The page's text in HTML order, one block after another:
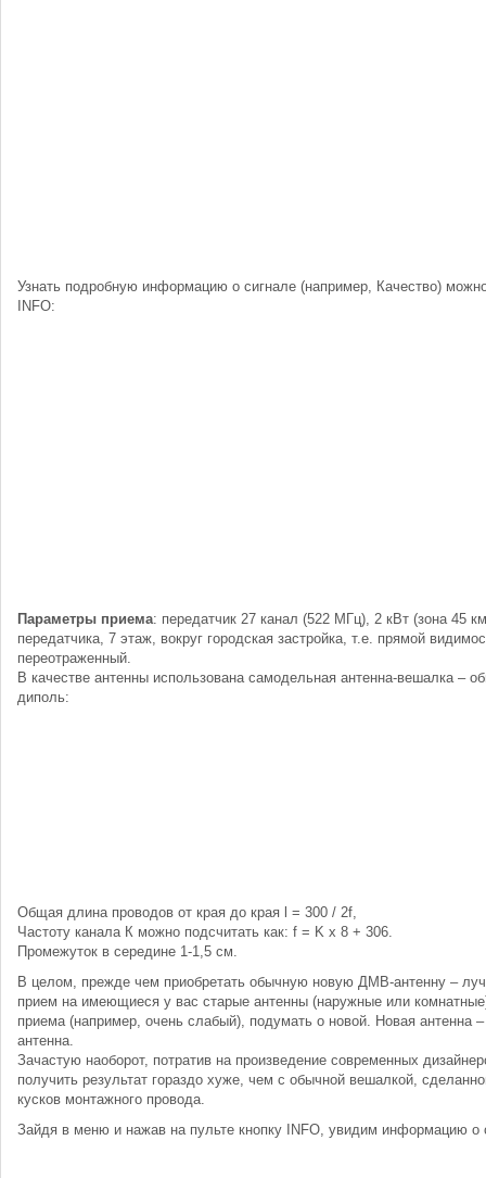
Узнать подробную информацию о сигнале (например, Качество)
INFO:
Параметры приема: передатчик 27 канал (522 МГц), 2 кВт (зона 45
передатчика, 7 этаж, вокруг городская застройка, т.е. прямой
переотраженный.
В качестве антенны использована самодельная антенна-вешалка –
диполь:
Общая длина проводов от края до края l = 300 / 2f,
Частоту канала К можно подсчитать как: f = K x 8 + 306.
Промежуток в середине 1-1,5 см.
В целом, прежде чем приобретать обычную новую ДМВ-антенну –
прием на имеющиеся у вас старые антенны (наружные или
приема (например, очень слабый), подумать о новой. Новая антенна –
антенна.
Зачастую наоборот, потратив на произведение современных
получить результат гораздо хуже, чем с обычной вешалкой,
кусков монтажного провода.
Зайдя в меню и нажав на пульте кнопку INFO, увидим информацию о